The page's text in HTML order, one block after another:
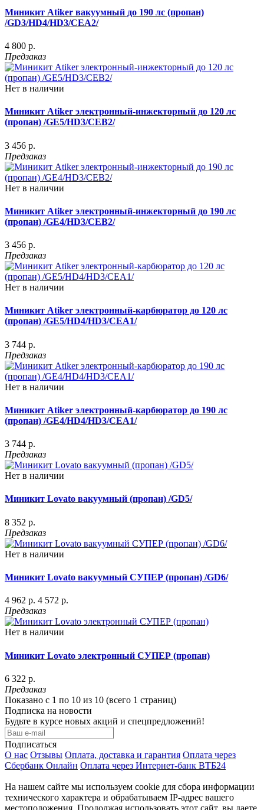
Миникит Atiker вакуумный до 190 лс (пропан)
/GD3/HD4/HD3/CEA2/
4 800 р.
Предзаказ
Нет в наличии
Миникит Atiker электронный-инжекторный до 120 лс
(пропан) /GE5/HD3/CEB2/
3 456 р.
Предзаказ
Нет в наличии
Миникит Atiker электронный-инжекторный до 190 лс
(пропан) /GE4/HD3/CEB2/
3 456 р.
Предзаказ
Нет в наличии
Миникит Atiker электронный-карбюратор до 120 лс
(пропан) /GE5/HD4/HD3/CEA1/
3 744 р.
Предзаказ
Нет в наличии
Миникит Atiker электронный-карбюратор до 190 лс
(пропан) /GE4/HD4/HD3/CEA1/
3 744 р.
Предзаказ
Нет в наличии
Миникит Lovato вакуумный (пропан) /GD5/
8 352 р.
Предзаказ
Нет в наличии
Миникит Lovato вакуумный СУПЕР (пропан) /GD6/
4 962 р. 4 572 р.
Предзаказ
Нет в наличии
Миникит Lovato электронный СУПЕР (пропан)
6 322 р.
Предзаказ
Показано с 1 по 10 из 10 (всего 1 страниц)
Подписка на новости
Будьте в курсе новых акций и спецпредложений!
Подписаться
О нас Отзывы Оплата, доставка и гарантия Оплата через
Сбербанк Онлайн Оплата через Интернет-банк ВТБ24
На нашем сайте мы используем cookie для сбора информации
технического характера и обрабатываем IP-адрес вашего
местоположения. Продолжая использовать этот сайт, вы даете